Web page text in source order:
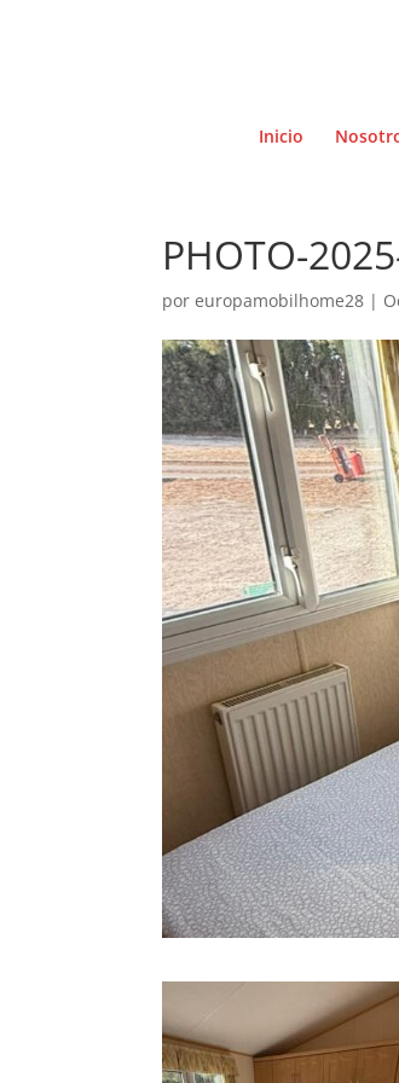
Inicio
PHOTO-
poreuropamobilhome28 |